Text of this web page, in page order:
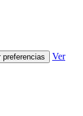
preferencias
Ver